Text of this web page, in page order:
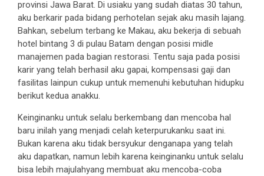
provinsi Jawa Barat. Di usiaku yang sudah diatas 30 tahun,
aku berkarir pada bidang perhotelan sejak aku masih lajang.
Bahkan, sebelum terbang ke Makau, aku bekerja di sebuah
hotel bintang 3 di pulau Batam dengan posisi midle
manajemen pada bagian restorasi. Tentu saja pada posisi
karir yang telah berhasil aku gapai, kompensasi gaji dan
fasilitas lainpun cukup untuk memenuhi kebutuhan hidupku
berikut kedua anakku.
Keinginanku untuk selalu berkembang dan mencoba hal
baru inilah yang menjadi celah keterpurukanku saat ini.
Bukan karena aku tidak bersyukur denganapa yang telah
aku dapatkan, namun lebih karena keinginanku untuk selalu
bisa lebih majulahyang membuat aku mencoba-coba